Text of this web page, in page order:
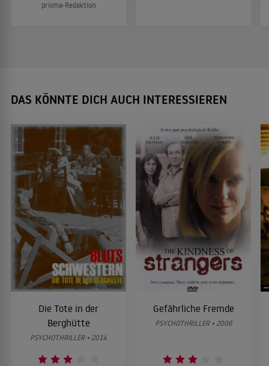
prisma-Redaktion
DAS KÖNNTE DICH AUCH INTERESSIEREN
Die Tote in der
Berghütte
PSYCHOTHRILLER • 2014
Gefährliche Fremde
PSYCHOTHRILLER • 2006